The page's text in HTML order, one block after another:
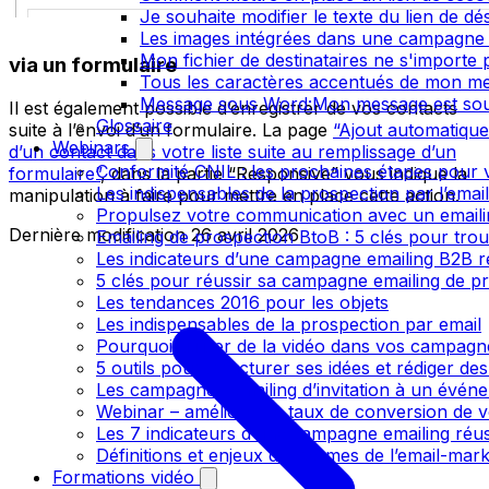
Je souhaite modifier le texte du lien de
Les images intégrées dans une
Mon fichier de destinataires ne s'importe
Tous les caractères accentués de mon
Message sous Word:Mon message est
Glossaire
Webinars
Conformité CNIL : les prochaines étapes pour
Les indispensables de la prospection par
Propulsez votre communication avec un
Emailing de prospection BtoB : 5 clés pour
Les indicateurs d’une campagne emailing B2B
5 clés pour réussir sa campagne emailing de
Les tendances 2016 pour les objets
Les indispensables de la prospection par email
Pourquoi utiliser de la vidéo dans vos
5 outils pour structurer ses idées et rédiger
Les campagnes emailing d’invitation à un
Webinar – améliorer le taux de conversion de
Les 7 indicateurs d’une campagne emailing
Définitions et enjeux des termes de l’email-
Formations vidéo
via un formulaire
Il est également possible d’enregistrer de vos contacts
suite à l’envoi d’un formulaire. La page “Ajout automatique
d’un contact dans votre liste suite au remplissage d’un
formulaire”, dans la partie “Responsive” vous indique la
manipulation à faire pour mettre en place cette action.
Dernière modification26 avril 2026